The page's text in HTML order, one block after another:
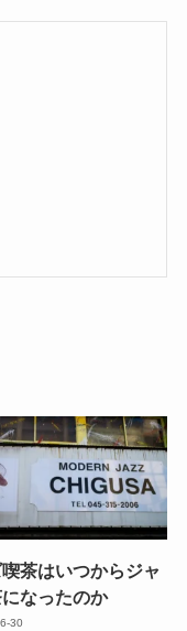
茶はいつからジャ
なったのか
30